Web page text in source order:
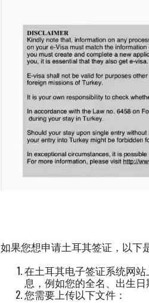
如果您想申请土耳其签证，以下
在土耳其电子签证系统网
息，例如您的全名、出生
您需要上传以下文件：